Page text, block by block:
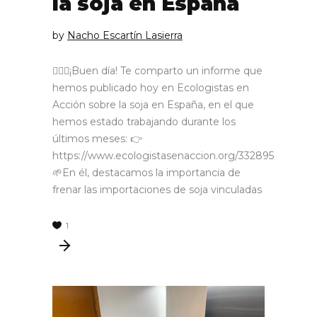
by Nacho Escartín Lasierra
🙋🏼‍♂️¡Buen día! Te comparto un informe que
hemos publicado hoy en Ecologistas en
Acción sobre la soja en España, en el que
hemos estado trabajando durante los
últimos meses: 👉
https://www.ecologistasenaccion.org/332895
🌱En él, destacamos la importancia de
frenar las importaciones de soja vinculadas
1